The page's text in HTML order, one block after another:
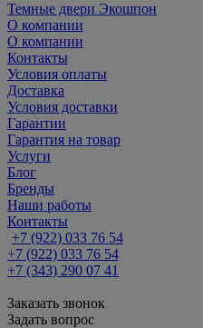
Темные двери Экошпон
О компании
О компании
Контакты
Условия оплаты
Доставка
Условия доставки
Гарантии
Гарантия на товар
Услуги
Блог
Бренды
Наши работы
Контакты
+7 (922) 033 76 54
+7 (922) 033 76 54
+7 (343) 290 07 41
Заказать звонок
Задать вопрос